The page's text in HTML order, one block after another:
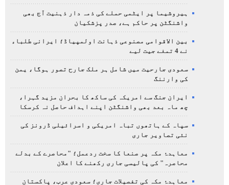
ہیروشیما پر ایٹمی حملے کی ذمہ دار ذہنیت آج بھی
واشنگٹن پر حاکم ہے، صدر پزشکیان
بین الاقوامی مصنوعی ذہانت اولمپیاڈ؛ ایرانی طلباء
نے 4 تمغے جیت لیے
سعودی جارحیت میں شامل ہر ملک جارح تصور ہوگا، یمن
کی وارننگ
ایران جنگ سے امریکہ کی ساکھ کا بحران مزید گہرا،
چھ ماہ بعد بھی واشنگٹن اپنے اہداف حاصل نہ کرسکا
سپاہ کے ہاتھوں تباہ امریکی و اسرائیلی ڈرونز کی
نئی تصاویر جاری
معاہدۂ مکہ پر صنعا کا سخت ردعمل؛ "محاصرے کے بدلے
محاصرہ" کی پالیسی جاری رکھنے کا اعلان
معاہدۂ مکہ کی تفصیلات جاری؛ سعودی عرب، پاکستان